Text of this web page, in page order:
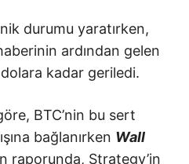
durumu yaratırken,
ardından gelen
dolara kadar geriledi.
BTC’nin bu sert
bağlanırken Wall
raporunda, Strategy’in